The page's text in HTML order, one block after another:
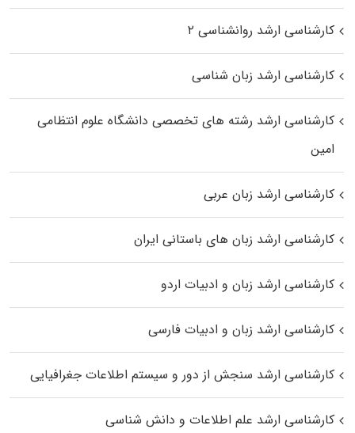
کارشناسی ارشد روانشناسی ۲
کارشناسی ارشد زبان شناسی
کارشناسی ارشد رﺷﺘﻪ ﻫﺎی تخصصی داﻧﺸﮕﺎه ﻋﻠﻮم انتظامی
اﻣﻴﻦ
کارشناسی ارشد زبان عربی
کارشناسی ارشد زبان‌ های باستانی ایران
کارشناسی ارشد زبان و ادبیات اردو
کارشناسی ارشد زبان و ادبیات فارسی
کارشناسی ارشد سنجش از دور و سیستم اطلاعات جغرافیایی
کارشناسی ارشد علم اطلاعات و دانش شناسی